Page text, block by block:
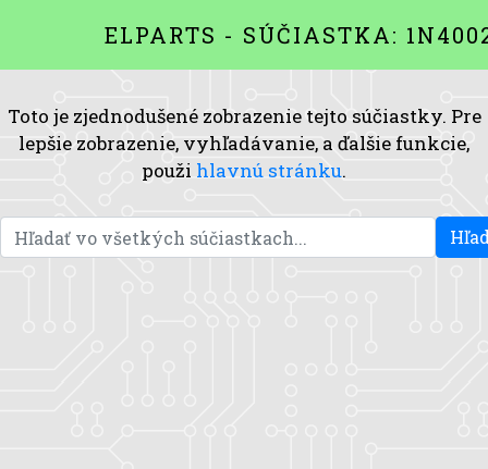
ELPARTS - SÚČIASTKA:
Toto je zjednodušené zobrazenie tejto súčiastky. Pre
lepšie zobrazenie, vyhľadávanie, a ďalšie funkcie,
použi hlavnú stránku.